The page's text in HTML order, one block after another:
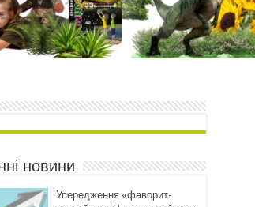
новини
Упередження «фаворит-